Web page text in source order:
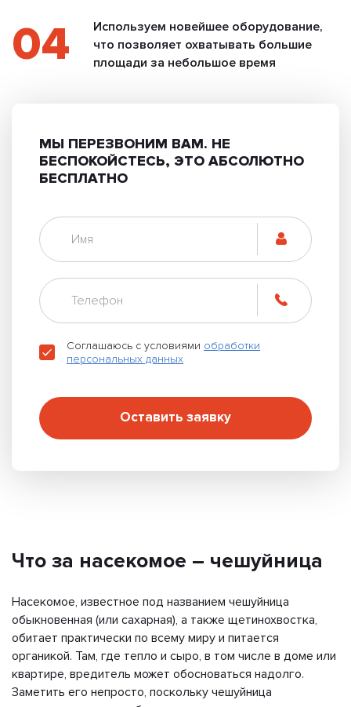
04
Используем новейшее оборудование,
что позволяет охватывать большие
площади за небольшое время
МЫ ПЕРЕЗВОНИМ ВАМ. НЕ
БЕСПОКОЙСТЕСЬ, ЭТО АБСОЛЮТНО
БЕСПЛАТНО
Соглашаюсь с условиями обработки
персональных данных
Оставить заявку
Что за насекомое – чешуйница
Насекомое, известное под названием чешуйница
обыкновенная (или сахарная), а также щетинохвостка,
обитает практически по всему миру и питается
органикой. Там, где тепло и сыро, в том числе в доме или
квартире, вредитель может обосноваться надолго.
Заметить его непросто, поскольку чешуйница